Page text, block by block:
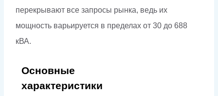
перекрывают все запросы рынка, ведь их
мощность варьируется в пределах от 30 до 688
кВА.
Основные
характеристики